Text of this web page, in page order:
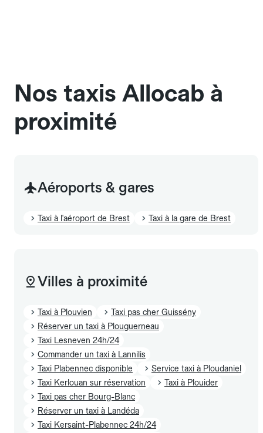
Nos taxis Allocab à
proximité
Aéroports & gares
Taxi à l'aéroport de Brest Taxi à la gare de Brest
Villes à proximité
Taxi à Plouvien
Taxi pas cher Guissény
Réserver un taxi à Plouguerneau
Taxi Lesneven 24h/24
Commander un taxi à Lannilis
Taxi Plabennec disponible
Service taxi à Ploudaniel
Taxi Kerlouan sur réservation
Taxi à Plouider
Taxi pas cher Bourg-Blanc
Réserver un taxi à Landéda
Taxi Kersaint-Plabennec 24h/24